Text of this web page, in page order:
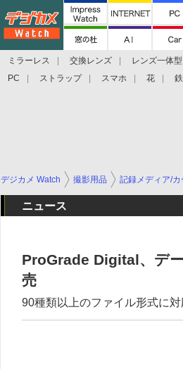
ミラーレス 交換レンズ レンズ一体型
PC
ストラップ スマホ 花
デジカメ Watch 撮影用品 記録メディア/
ニュース
ProGrade Digital、デ
売
90種類以上のファイル形式に対